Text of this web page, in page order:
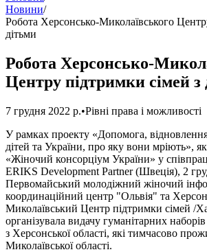
Новини/
Робота Херсонсько-Миколаївського
дітьми
Робота Херсонсько-
Центру підтримки сімей з
7 грудня 2022 р.•Рівні права і можливості
У рамках проекту «Допомога,
дітей та України, про яку вони мріють»,
«Жіночий консорціум України» у
ERIKS Development Partner (Швеція), 2
Первомайський молодіжний жіночий
координаційний центр "Ольвія" та
Миколаївський Центр підтримки сімей /
організувала видачу гуманітарних
з Херсонської області, які тимчасово
Миколаївської області.